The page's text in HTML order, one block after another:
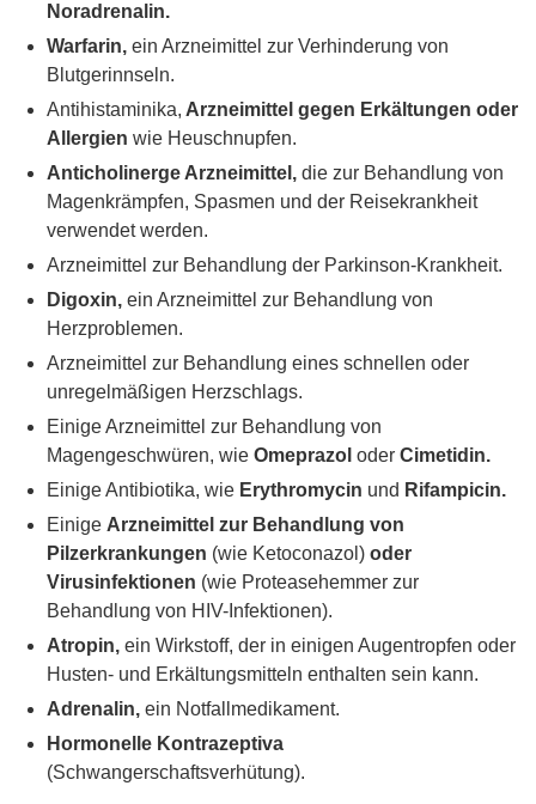
Noradrenalin.
Warfarin, ein Arzneimittel zur Verhinderung von
Blutgerinnseln.
Antihistaminika, Arzneimittel gegen Erkältungen oder
Allergien wie Heuschnupfen.
Anticholinerge Arzneimittel, die zur Behandlung von
Magenkrämpfen, Spasmen und der Reisekrankheit
verwendet werden.
Arzneimittel zur Behandlung der Parkinson-Krankheit.
Digoxin, ein Arzneimittel zur Behandlung von
Herzproblemen.
Arzneimittel zur Behandlung eines schnellen oder
unregelmäßigen Herzschlags.
Einige Arzneimittel zur Behandlung von
Magengeschwüren, wie Omeprazol oder Cimetidin.
Einige Antibiotika, wie Erythromycin und Rifampicin.
Einige Arzneimittel zur Behandlung von
Pilzerkrankungen (wie Ketoconazol) oder
Virusinfektionen (wie Proteasehemmer zur
Behandlung von HIV-Infektionen).
Atropin, ein Wirkstoff, der in einigen Augentropfen oder
Husten- und Erkältungsmitteln enthalten sein kann.
Adrenalin, ein Notfallmedikament.
Hormonelle Kontrazeptiva
(Schwangerschaftsverhütung).